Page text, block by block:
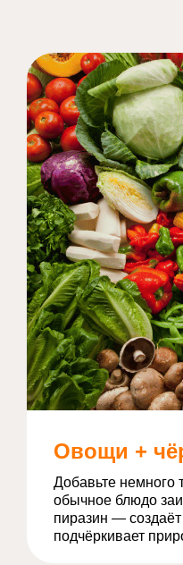
Овощи +
Добавьте немного
обычное блюдо
пиразин —
подчёркивает